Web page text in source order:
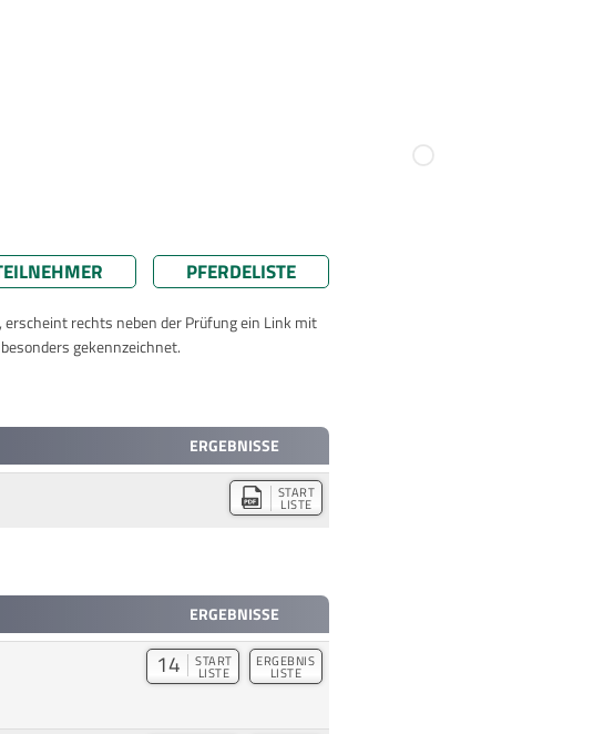
PFERDELISTE
rechts neben der Prüfung ein Link mit
gekennzeichnet.
ERGEBNISSE
START
LISTE
ERGEBNISSE
14 START
LISTE
ERGEBNIS
LISTE